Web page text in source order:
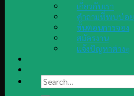
เกี่ยวกับเรา
คำถามที่พบบ่อย
ขั้นตอนการจอง
สมัครงาน
แจ้งปัญหาต่างๆ
Search
for: